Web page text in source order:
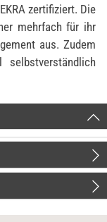
zertifiziert. Die
mehrfach für ihr
aus. Zudem
selbstverständlich